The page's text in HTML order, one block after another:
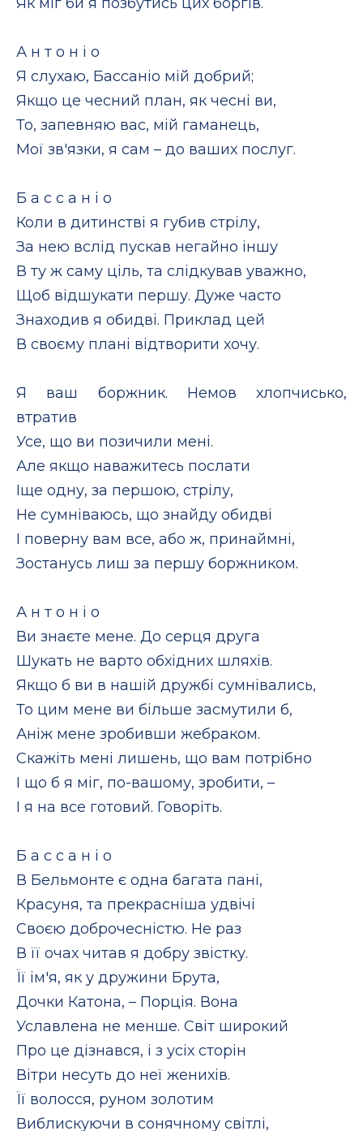
А н т о н і о
Я слухаю, Бассаніо мій добрий;
Якщо це чесний план, як чесні ви,
То, запевняю вас, мій гаманець,
Мої зв'язки, я сам – до ваших послуг.
Б а с с а н і о
Коли в дитинстві я губив стрілу,
За нею вслід пускав негайно іншу
В ту ж саму ціль, та слідкував уважно,
Щоб відшукати першу. Дуже часто
Знаходив я обидві. Приклад цей
В своєму плані відтворити хочу.
Я ваш боржник. Немов хлопчисько,
втратив
Усе, що ви позичили мені.
Але якщо наважитесь послати
Іще одну, за першою, стрілу,
Не сумніваюсь, що знайду обидві
І поверну вам все, або ж, принаймні,
Зостанусь лиш за першу боржником.
А н т о н і о
Ви знаєте мене. До серця друга
Шукать не варто обхідних шляхів.
Якщо б ви в нашій дружбі сумнівались,
То цим мене ви більше засмутили б,
Аніж мене зробивши жебраком.
Скажіть мені лишень, що вам потрібно
І що б я міг, по-вашому, зробити, –
І я на все готовий. Говоріть.
Б а с с а н і о
В Бельмонте є одна багата пані,
Красуня, та прекрасніша удвічі
Своєю доброчесністю. Не раз
В її очах читав я добру звістку.
Її ім'я, як у дружини Брута,
Дочки Катона, – Порція. Вона
Уславлена не менше. Світ широкий
Про це дізнався, і з усіх сторін
Вітри несуть до неї женихів.
Її волосся, руном золотим
Виблискуючи в сонячному світлі,